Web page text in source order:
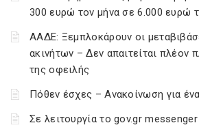
300 ευρώ τον μήνα σε 6.000 ευρώ
ΑΑΔΕ: Ξεμπλοκάρουν οι
ακινήτων – Δεν απαιτείται πλέον
της οφειλής
Πόθεν έσχες – Ανακοίνωση για
Σε λειτουργία το gov.gr messenger